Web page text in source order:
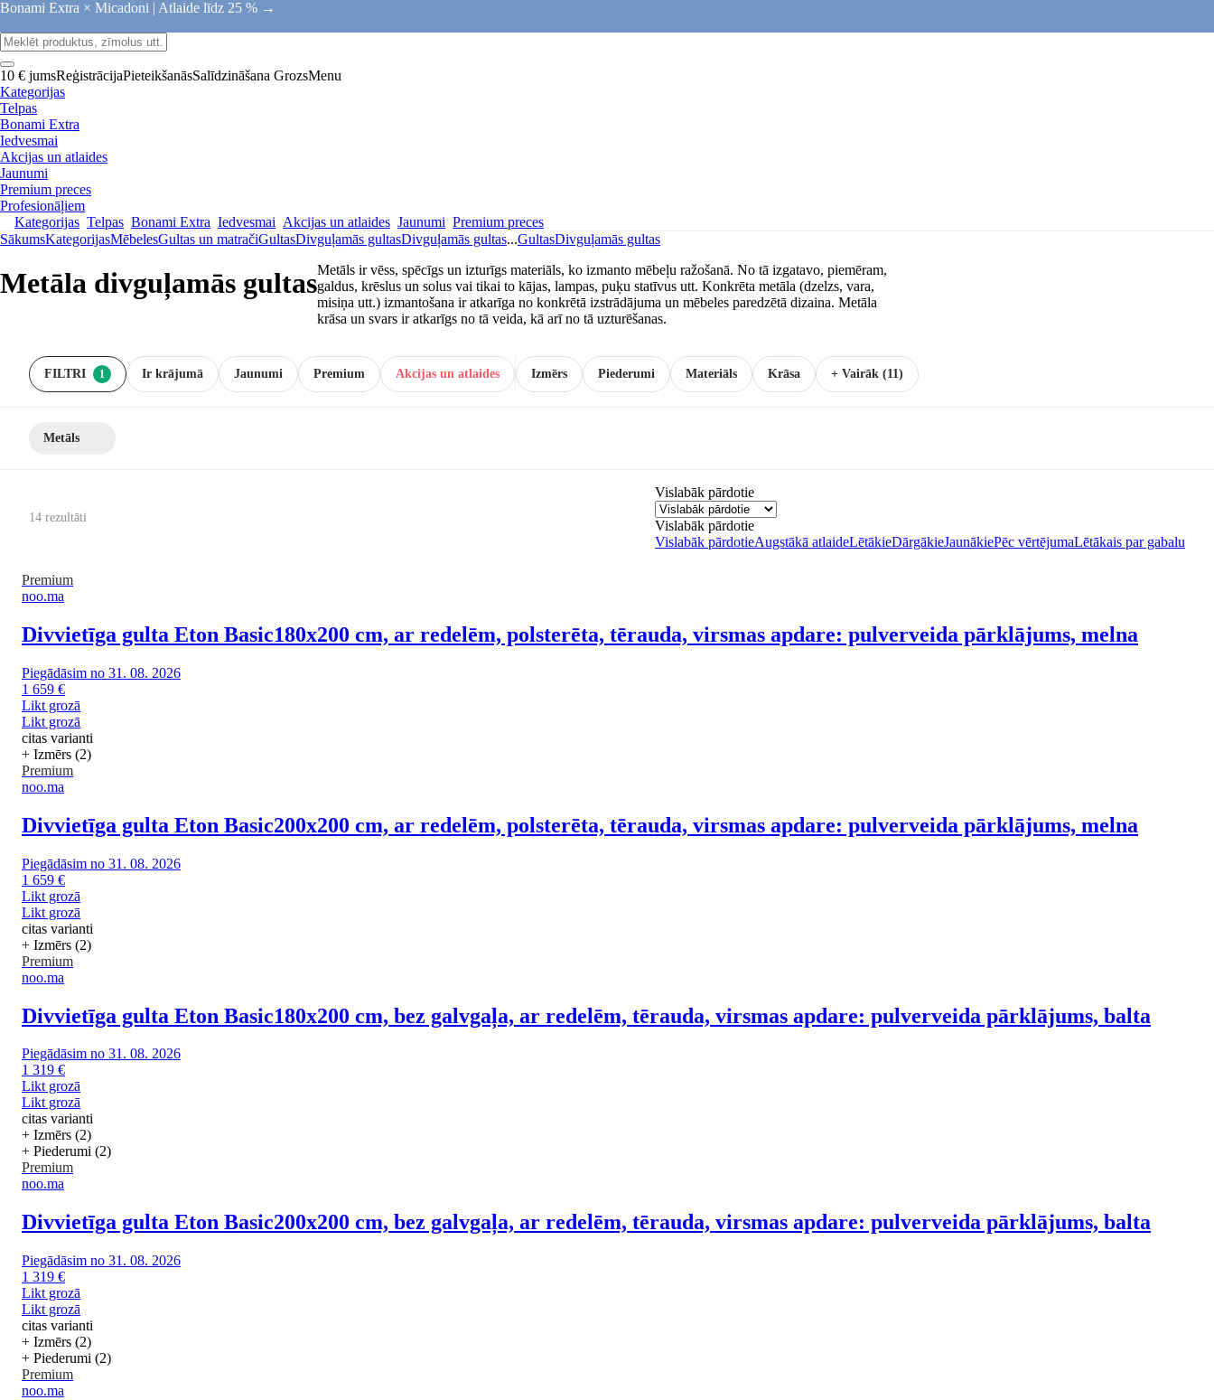
Bonami Extra × Micadoni | Atlaide līdz 25 % →
10 € jumsReģistrācijaPieteikšanāsSalīdzināšana GrozsMenu
Kategorijas
Telpas
Bonami Extra
Iedvesmai
Akcijas un atlaides
Jaunumi
Premium preces
Profesionāļiem
Kategorijas Telpas Bonami Extra Iedvesmai Akcijas un atlaides Jaunumi Premium preces
SākumsKategorijasMēbelesGultas un matračiGultasDivguļamās gultasDivguļamās gultas...GultasDivguļamās gultas
Metāla divguļamās gultasMetāls ir vēss, spēcīgs un izturīgs materiāls, ko izmanto mēbeļu ražošanā. No tā izgatavo, piemēram,
galdus, krēslus un solus vai tikai to kājas, lampas, puķu statīvus utt. Konkrēta metāla (dzelzs, vara,
misiņa utt.) izmantošana ir atkarīga no konkrētā izstrādājuma un mēbeles paredzētā dizaina. Metāla
krāsa un svars ir atkarīgs no tā veida, kā arī no tā uzturēšanas.
FILTRI 1 Ir krājumā Premium
Jaunumi Akcijas un atlaides Izmērs Piederumi Materiāls Krāsa + Vairāk (11)
Metāls
14 rezultāti
Vislabāk pārdotie
Vislabāk pārdotie
Vislabāk pārdotieAugstākā atlaideLētākieDārgākieJaunākiePēc vērtējumaLētākais par gabalu
Premium
noo.ma
Divvietīga gulta Eton Basic180x200 cm, ar redelēm, polsterēta, tērauda, virsmas apdare: pulverveida pārklājums, melna
Piegādāsim no 31. 08. 2026
1 659 €
Likt grozā
Likt grozā
citas varianti
+ Izmērs (2)
Premium
noo.ma
Divvietīga gulta Eton Basic200x200 cm, ar redelēm, polsterēta, tērauda, virsmas apdare: pulverveida pārklājums, melna
Piegādāsim no 31. 08. 2026
1 659 €
Likt grozā
Likt grozā
citas varianti
+ Izmērs (2)
Premium
noo.ma
Divvietīga gulta Eton Basic180x200 cm, bez galvgaļa, ar redelēm, tērauda, virsmas apdare: pulverveida pārklājums, balta
Piegādāsim no 31. 08. 2026
1 319 €
Likt grozā
Likt grozā
citas varianti
+ Izmērs (2)
+ Piederumi (2)
Premium
noo.ma
Divvietīga gulta Eton Basic200x200 cm, bez galvgaļa, ar redelēm, tērauda, virsmas apdare: pulverveida pārklājums, balta
Piegādāsim no 31. 08. 2026
1 319 €
Likt grozā
Likt grozā
citas varianti
+ Izmērs (2)
+ Piederumi (2)
Premium
noo.ma